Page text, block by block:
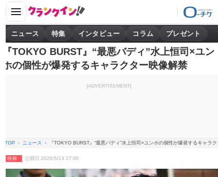
ニュース 特集 インタビュー コラム プレゼント
『TOKYO BURST』“最悪バディ”水上恒司×ユン
ホの個性が爆発するキャラクター映像解禁
[ADVERTISEMENT]
TOP ニュース 『TOKYO BURST』“最悪バディ”水上恒司×ユンホの個性が爆発するキャラ
映画 公開日 2026/5/13 17:00